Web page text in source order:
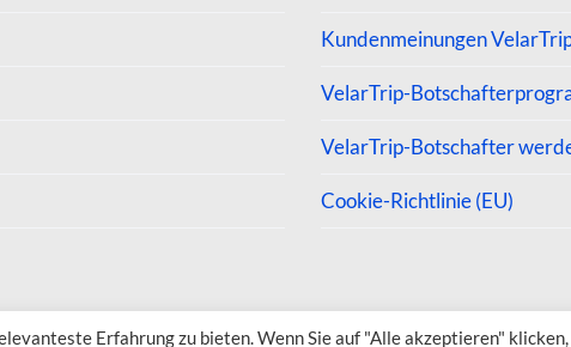
Kundenmeinungen
VelarTrip-
VelarTrip-Botschafter
Cookie-Richtlinie (EU)
Erfahrung zu bieten. Wenn Sie auf "Alle akzeptieren" klicken,